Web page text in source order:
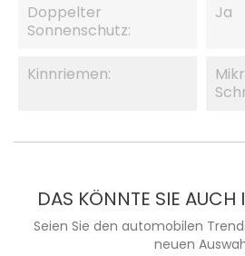
Doppelter
Sonnenschutz:
Ja
Kinnriemen:
DAS KÖNNTE SIE AUCH
Seien Sie den automobilen
neuen